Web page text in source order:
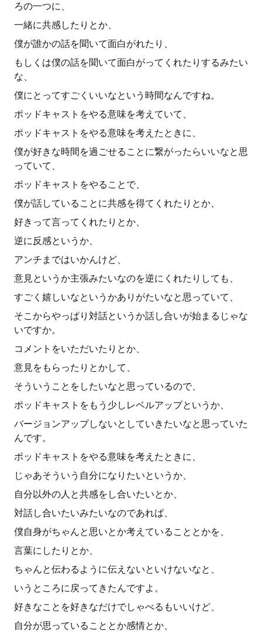
ろの一つに、
一緒に共感したりとか、
僕が誰かの話を聞いて面白がれたり、
もしくは僕の話を聞いて面白がってくれたりするみたい
な、
僕にとってすごくいいなという時間なんですね。
ポッドキャストをやる意味を考えていて、
ポッドキャストをやる意味を考えたときに、
僕が好きな時間を過ごせることに繋がったらいいなと思
っていて、
ポッドキャストをやることで、
僕が話していることに共感を得てくれたりとか、
好きって言ってくれたりとか、
逆に反感というか、
アンチまではいかんけど、
意見というか主張みたいなのを逆にくれたりしても、
すごく嬉しいなというかありがたいなと思っていて、
そこからやっぱり対話というか話し合いが始まるじゃな
いですか。
コメントをいただいたりとか、
意見をもらったりとかして、
そういうことをしたいなと思っているので、
ポッドキャストをもう少しレベルアップというか、
バージョンアップしないとしていきたいなと思っていた
んです。
ポッドキャストをやる意味を考えたときに、
じゃあそういう自分になりたいというか、
自分以外の人と共感をし合いたいとか、
対話し合いたいみたいなのであれば、
僕自身がちゃんと思いとか考えていることとかを、
言葉にしたりとか、
ちゃんと伝わるように伝えないといけないなと、
いうところに戻ってきたんですよ。
好きなことを好きなだけでしゃべるもいいけど、
自分が思っていることとか感情とか、